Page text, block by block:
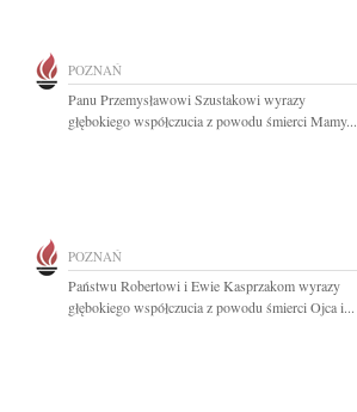
POZNAŃ
Panu Przemysławowi Szustakowi wyrazy
głębokiego współczucia z powodu śmierci Mamy...
POZNAŃ
Państwu Robertowi i Ewie Kasprzakom wyrazy
głębokiego współczucia z powodu śmierci Ojca i...